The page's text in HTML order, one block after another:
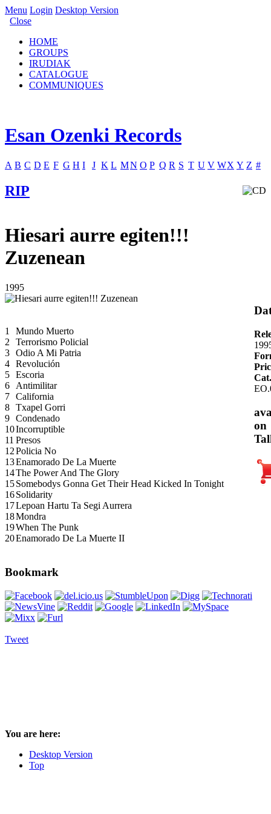
Menu Login Desktop Version
Close
HOME
GROUPS
IRUDIAK
CATALOGUE
COMMUNIQUES
Esan Ozenki Records
A B C D E F G H I J K L MN O P Q R S T U V WX Y Z #
RIP
Hiesari aurre egiten!!!
Zuzenean
1995
1
Mundo Muerto
2
Terrorismo Policial
3 Odio A Mi Patria
4 Revolución
5 Escoria
6
Antimilitar
7 California
8 Txapel Gorri
9 Condenado
10Incorruptible
11 Presos
12Policia No
13Enamorado De La Muerte
14The Power And The Glory
15Somebodys Gonna Get Their Head Kicked In Tonight
16Solidarity
17Lepoan Hartu Ta Segi Aurrera
18Mondra
19When The Punk
20Enamorado De La Muerte II
Bookmark
Tweet
on
You are here:
Desktop Version
Top